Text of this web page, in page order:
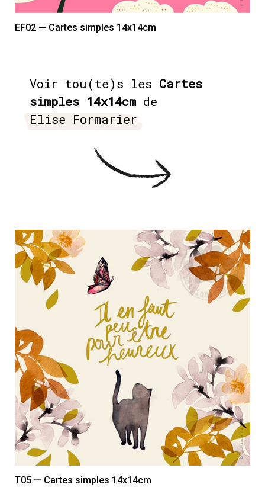
EF02 — Cartes simples 14x14cm
Voir tou(te)s les Cartes
simples 14x14cmde
Elise Formarier
T05 — Cartes simples 14x14cm